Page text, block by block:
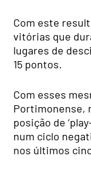
Com este
vitórias que
lugares de
15 pontos.
Com esses
Portimonense,
posição de
num ciclo
nos últimos